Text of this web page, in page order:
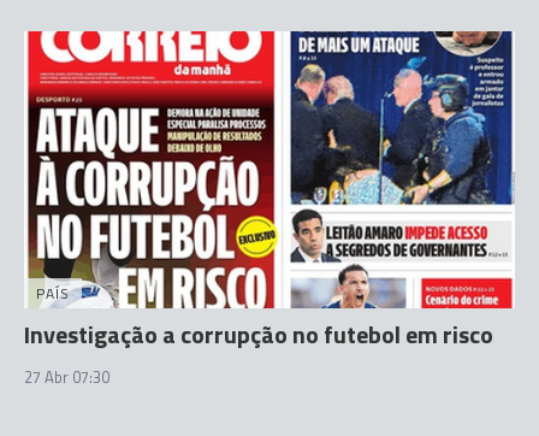
PAÍS
Investigação a corrupção no futebol em risco
27 Abr 07:30